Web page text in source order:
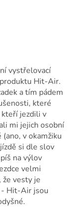
vystřelovací
Hit-Air.
a tím pádem
které
jezdili v
mi jejich osobní
v okamžiku
si dle slov
na výlov
velmi
vesty je
- Hit-Air jsou